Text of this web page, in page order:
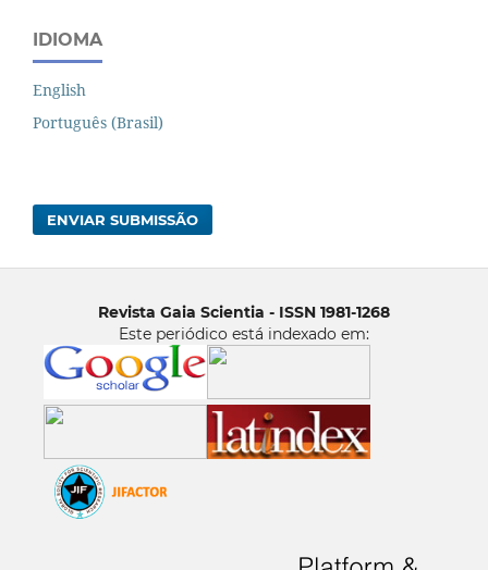
IDIOMA
English
Português (Brasil)
ENVIAR SUBMISSÃO
Revista Gaia Scientia - ISSN 1981-1268
Este periódico está indexado em: